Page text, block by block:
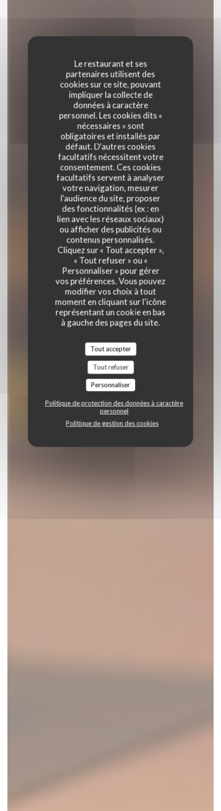
Le restaurant et ses
partenaires utilisent des
cookies sur ce site, pouvant
impliquer la collecte de
données à caractère
personnel. Les cookies dits «
nécessaires » sont
obligatoires et installés par
défaut. D'autres cookies
facultatifs nécessitent votre
consentement. Ces cookies
facultatifs servent à analyser
votre navigation, mesurer
l'audience du site, proposer
des fonctionnalités (ex : en
lien avec les réseaux sociaux)
ou afficher des publicités ou
contenus personnalisés.
Cliquez sur « Tout accepter »,
« Tout refuser » ou «
Personnaliser » pour gérer
vos préférences. Vous pouvez
modifier vos choix à tout
moment en cliquant sur l'icône
représentant un cookie en bas
à gauche des pages du site.
Tout accepter
Tout refuser
Personnaliser
Politique de protection des données à caractère
personnel
Politique de gestion des cookies
Casa Di Peppe
RESTAURANT ITALIEN|PARIS
RÉSERVER